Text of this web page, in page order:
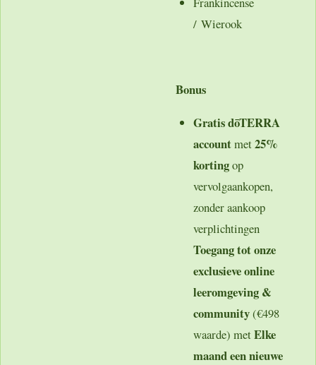
/ Wierook
Bonus
Gratis dōTERRA
accountmet25%
kortingop
vervolgaankopen,
zonder aankoop
verplichtingen
Toegang tot onze
exclusieve online
leeromgeving &
community(€498
waarde) metElke
maand een nieuwe